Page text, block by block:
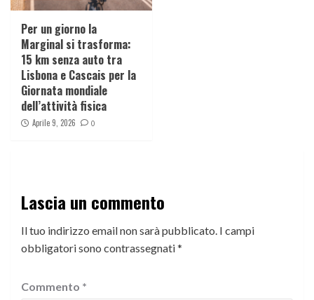
Per un giorno la
Marginal si trasforma:
15 km senza auto tra
Lisbona e Cascais per la
Giornata mondiale
dell’attività fisica
Aprile 9, 2026 0
Lascia un commento
Il tuo indirizzo email non sarà pubblicato. I campi
obbligatori sono contrassegnati*
Commento *